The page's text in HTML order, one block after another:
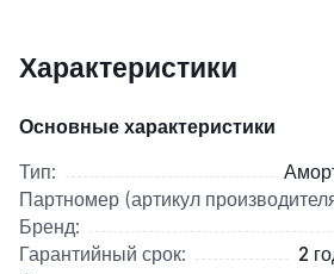
Характеристики
Основные характеристики
Тип:
Партномер (артикул
Бренд:
Гарантийный срок:
2